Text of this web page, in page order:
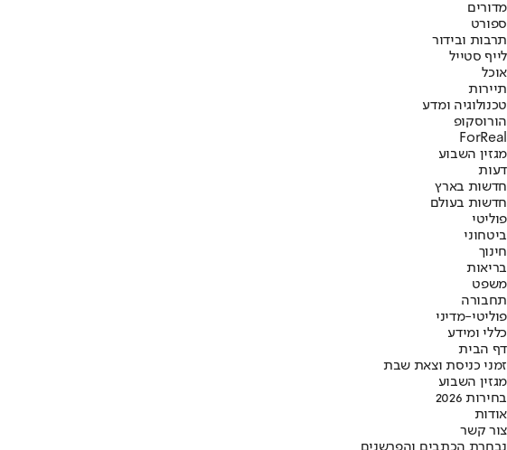
מדורים
ספורט
תרבות ובידור
לייף סטייל
אוכל
תיירות
טכנולוגיה ומדע
הורוסקופ
ForReal
מגזין השבוע
דעות
חדשות בארץ
חדשות בעולם
פוליטי
ביטחוני
חינוך
בריאות
משפט
תחבורה
פוליטי-מדיני
כללי ומידע
דף הבית
זמני כניסת וצאת שבת
מגזין השבוע
בחירות 2026
אודות
צור קשר